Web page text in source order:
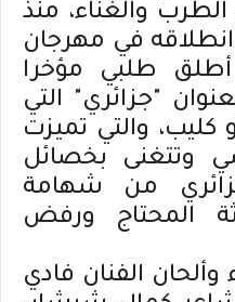
والغناء، منذ
انطلاقه في مهرجان
أطلق طلبي مؤخرا
"جزائري" التي
كليب، والتي تميزت
وتتغنى بخصائل
من شهامة
المحتاج ورفض
وألحان الفنان فادي